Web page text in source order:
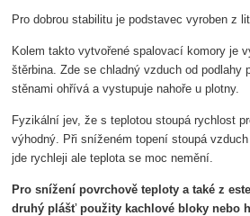
Pro dobrou stabilitu je podstavec vyroben z
Kolem takto vytvořené spalovací komory je
štěrbina. Zde se chladný vzduch od podlahy
stěnami ohřívá a vystupuje nahoře u plotny.
Fyzikální jev, že s teplotou stoupá rychlost
výhodný. Při sníženém topení stoupá
jde rychleji ale teplota se moc nemění.
Pro snížení povrchově teploty a také z
druhý plášť použity kachlové bloky nebo